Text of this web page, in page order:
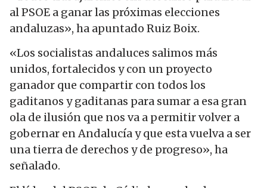
al PSOE a ganar las próximas elecciones
andaluzas», ha apuntado Ruiz Boix.
«Los socialistas andaluces salimos más
unidos, fortalecidos y con un proyecto
ganador que compartir con todos los
gaditanos y gaditanas para sumar a esa gran
ola de ilusión que nos va a permitir volver a
gobernar en Andalucía y que esta vuelva a ser
una tierra de derechos y de progreso», ha
señalado.